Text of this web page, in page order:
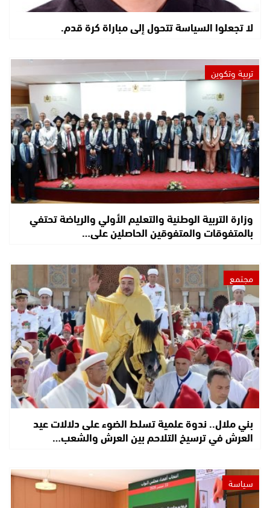
لا تجعلوا السياسة تتحول إلى مباراة كرة قدم.
تربية وتكوين
وزارة التربية الوطنية والتعليم الأولي والرياضة تحتفي
بالمتفوقات والمتفوقين الحاصلين على…
مجتمع
بني ملال.. ندوة علمية تسلط الضوء على دلالات عيد
العرش في ترسيخ التلاحم بين العرش والشعب…
سياسة